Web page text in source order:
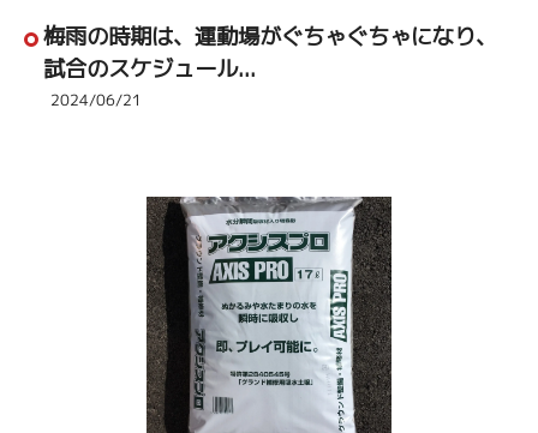
梅雨の時期は、運動場がぐちゃぐちゃになり、
試合のスケジュール...
2024/06/21